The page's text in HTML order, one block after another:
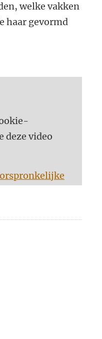
welke vakken
haar gevormd
deze video